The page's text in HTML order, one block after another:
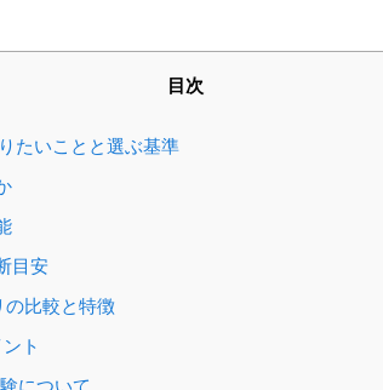
目次
たいことと選ぶ基準
目安
の比較と特徴
ト